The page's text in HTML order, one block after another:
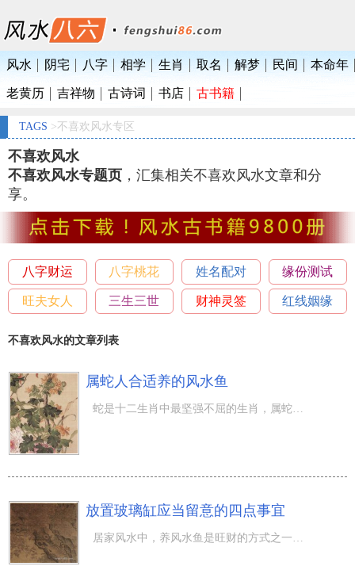
风水 阴宅 八字 相学 生肖 取名 解梦 民间 本命年
老黄历 吉祥物 古诗词 书店 古书籍
TAGS >不喜欢风水专区
不喜欢风水
不喜欢风水专题页 ，汇集相关不喜欢风水文章和分
享。
八字财运 八字桃花 姓名配对 缘份测试
旺夫女人 三生三世 财神灵签 红线姻缘
不喜欢风水的文章列表
属蛇人合适养的风水鱼
蛇是十二生肖中最坚强不屈的生肖，属蛇人是十二生肖中最具备层次感，最难以置信的角色。属蛇人合适养什么风
放置玻璃缸应当留意的四点事宜